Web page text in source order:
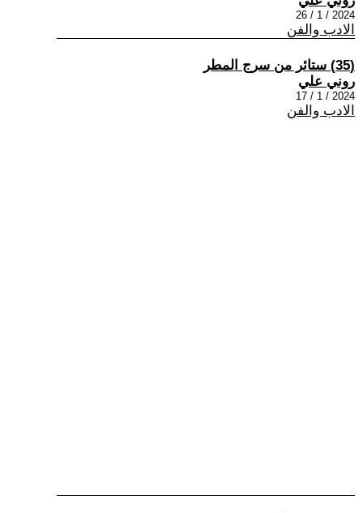
2024 / 1 / 26
الادب والفن
(35) ستائر من سرج المطر
روني علي
2024 / 1 / 17
الادب والفن